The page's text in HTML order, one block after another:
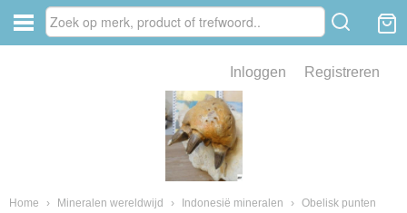
Inloggen Registreren
Home › Mineralen wereldwijd › Indonesië mineralen › Obelisk punten
van fossielen en mineralen